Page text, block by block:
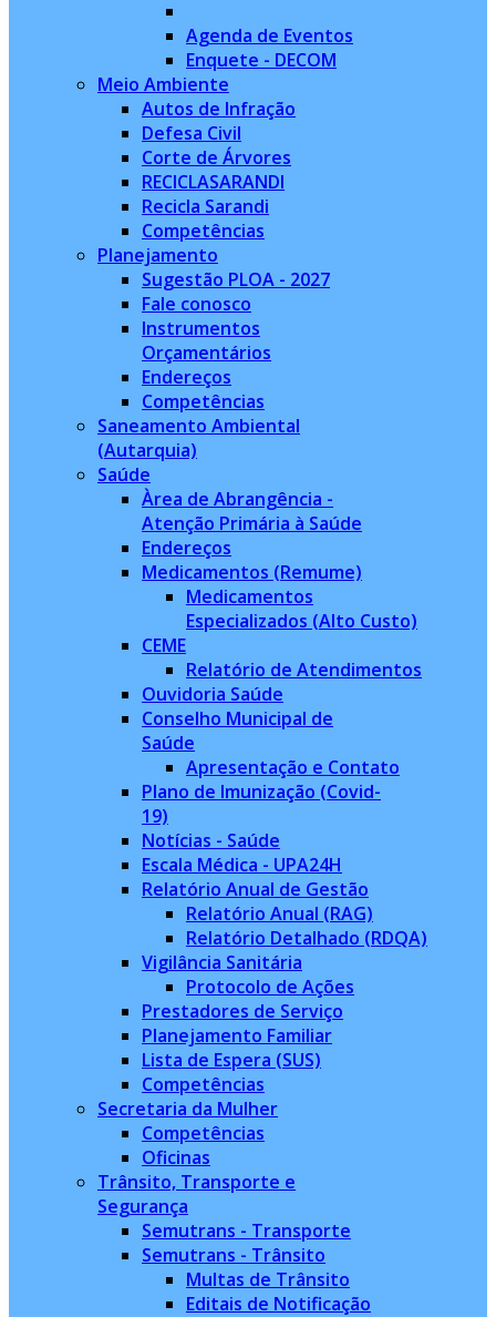
Agenda de Eventos
Enquete - DECOM
Meio Ambiente
Autos de Infração
Defesa Civil
Corte de Árvores
RECICLASARANDI
Recicla Sarandi
Competências
Planejamento
Sugestão PLOA - 2027
Fale conosco
Instrumentos
Orçamentários
Endereços
Competências
Saneamento Ambiental
(Autarquia)
Saúde
Àrea de Abrangência -
Atenção Primária à Saúde
Endereços
Medicamentos (Remume)
Medicamentos
Especializados (Alto Custo)
CEME
Relatório de Atendimentos
Ouvidoria Saúde
Conselho Municipal de
Saúde
Apresentação e Contato
Plano de Imunização (Covid-
19)
Notícias - Saúde
Escala Médica - UPA24H
Relatório Anual de Gestão
Relatório Anual (RAG)
Relatório Detalhado (RDQA)
Vigilância Sanitária
Protocolo de Ações
Prestadores de Serviço
Planejamento Familiar
Lista de Espera (SUS)
Competências
Secretaria da Mulher
Competências
Oficinas
Trânsito, Transporte e
Segurança
Semutrans - Transporte
Semutrans - Trânsito
Multas de Trânsito
Editais de Notificação